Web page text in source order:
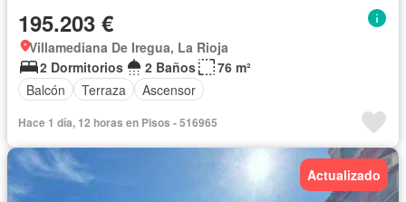
195.203 €
Villamediana De Iregua, La Rioja
2 Dormitorios
2 Baños
76 m²
Balcón
Terraza Ascensor
Hace 1 día, 12 horas en Pisos - 516965
Actualizado